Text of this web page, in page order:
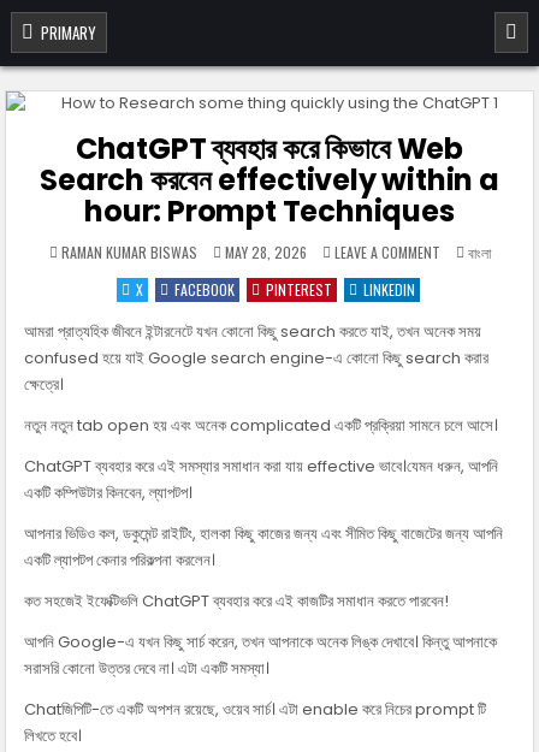
Skip to content
PRIMARY
Free Vector Map Services
Free Vector Map Services
ChatGPT ব্যবহার করে কিভাবে Web
Search করবেন effectively within a
hour: Prompt Techniques
RAMAN KUMAR BISWAS MAY 28, 2026 LEAVE A COMMENTON CHATGPT
POSTED IN
বাংলা
X
FACEBOOK PINTEREST LINKEDIN
আমরা প্রাত্যহিক জীবনে ইন্টারনেটে যখন কোনো কিছু search করতে যাই, তখন অনেক সময়
confused হয়ে যাই Google search engine-এ কোনো কিছু search করার
ক্ষেত্রে।
নতুন নতুন tab open হয় এবং অনেক complicated একটি প্রক্রিয়া সামনে চলে আসে।
ChatGPT ব্যবহার করে এই সমস্যার সমাধান করা যায় effective ভাবে।যেমন ধরুন, আপনি
একটি কম্পিউটার কিনবেন, ল্যাপটপ।
আপনার ভিডিও কল, ডকুমেন্ট রাইটিং, হালকা কিছু কাজের জন্য এবং সীমিত কিছু বাজেটের জন্য আপনি
একটি ল্যাপটপ কেনার পরিকল্পনা করলেন।
কত সহজেই ইফেক্টিভলি ChatGPT ব্যবহার করে এই কাজটির সমাধান করতে পারবেন!
আপনি Google-এ যখন কিছু সার্চ করেন, তখন আপনাকে অনেক লিঙ্ক দেখাবে। কিন্তু আপনাকে
সরাসরি কোনো উত্তর দেবে না। এটা একটি সমস্যা।
Chatজিপিটি-তে একটি অপশন রয়েছে, ওয়েব সার্চ। এটা enable করে নিচের prompt টি
লিখতে হবে।